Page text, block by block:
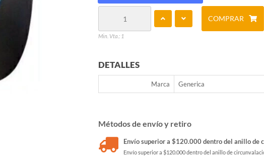
Min. Vta.: 1
COMPRAR
DETALLES
Marca Generica
Métodos de envío y retiro
Envío superior a $120.000 dentro del anillo de
Envío superior a $120.000 dentro del anillo de